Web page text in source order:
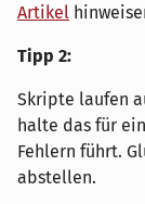
Artikel
Tipp 2:
Skripte laufen
halte das für
Fehlern führt.
abstellen.